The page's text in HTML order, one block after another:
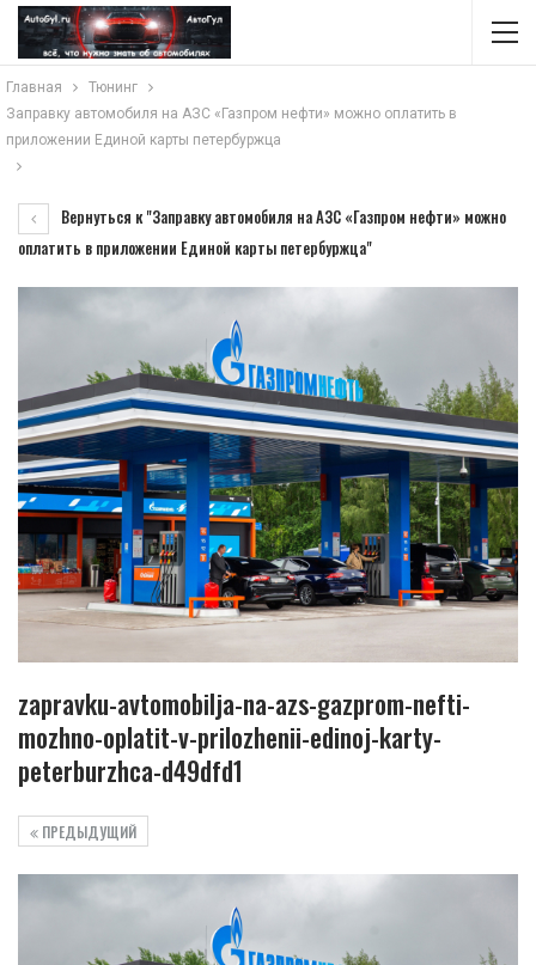
Главная
Тюнинг
Заправку автомобиля на АЗС «Газпром нефти» можно оплатить в
приложении Единой карты петербуржца
Вернуться к "Заправку автомобиля на АЗС «Газпром нефти» можно
оплатить в приложении Единой карты петербуржца"
zapravku-avtomobilja-na-azs-gazprom-nefti-
mozhno-oplatit-v-prilozhenii-edinoj-karty-
peterburzhca-d49dfd1
ПРЕДЫДУЩИЙ